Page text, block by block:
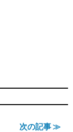
次の記事 ≫